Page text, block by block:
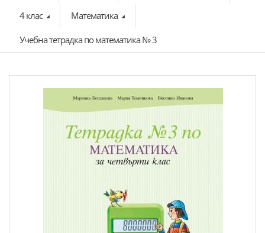
4 клас Математика
Учебна тетрадка по математика № 3